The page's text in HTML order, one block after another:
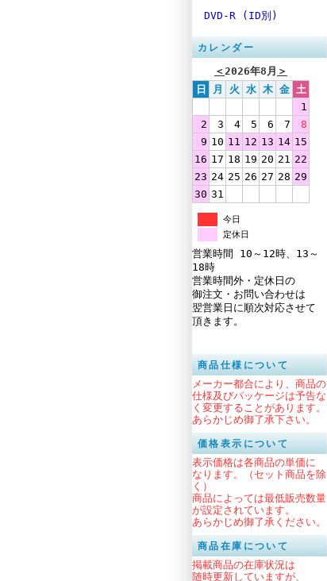
DVD-R (ID別)
カレンダー
＜2026年8月 ＞
日
月 火 水 木 金 土
1
2
3 4 5 6 7
8
9 10 11 12 13 14 15
16 17 18 19 20 21 22
23 24 25 26 27 28 29
30 31
今日
定休日
営業時間 10～12時、13～
18時
営業時間外・定休日の
御注文・お問い合わせは
翌営業日に順次対応させて
頂きます。
商品仕様について
メーカー都合により、商品の
仕様及びパッケージは予告な
く変更することがあります。
あらかじめ御了承下さい。
価格表示について
表示価格は各商品の単価に
なります。（セット商品を除
く）
商品によっては最低販売数量
が設定されています。
あらかじめ御了承ください。
商品在庫について
掲載商品の在庫状況は
随時更新していますが、